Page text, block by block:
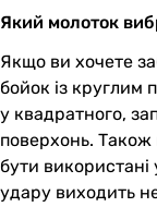
Який молоток
Якщо ви хочете
бойок із круглим
у квадратного,
поверхонь.
бути
удару виходить